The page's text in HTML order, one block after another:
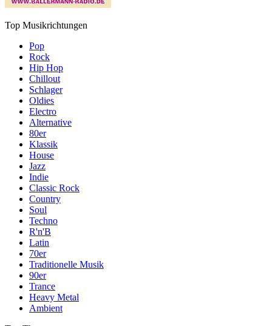
Top Musikrichtungen
Pop
Rock
Hip Hop
Chillout
Schlager
Oldies
Electro
Alternative
80er
Klassik
House
Jazz
Indie
Classic Rock
Country
Soul
Techno
R'n'B
Latin
70er
Traditionelle Musik
90er
Trance
Heavy Metal
Ambient